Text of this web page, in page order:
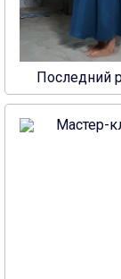
Последний